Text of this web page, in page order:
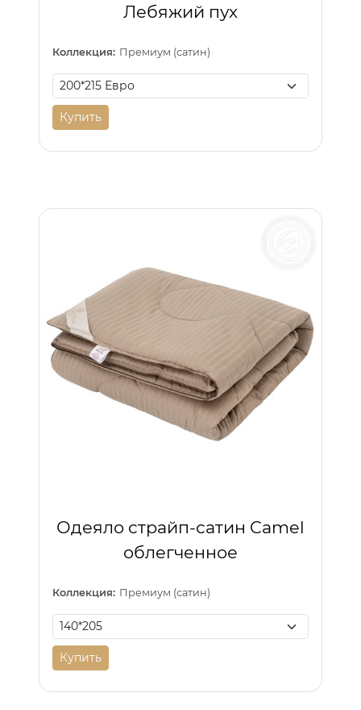
Лебяжий пух
Коллекция: Премиум (сатин)
Купить
Одеяло страйп-сатин Camel
облегченное
Коллекция: Премиум (сатин)
Купить